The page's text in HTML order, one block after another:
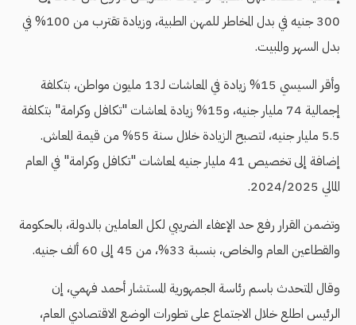
300 جنيه في بدل المخاطر للمهن الطبية، وزيادة تقترب من 100% في
بدل السهر والمبيت.
وأقر السيسي 15% زيادة في المعاشات لـ13 مليون مواطن، بتكلفة
إجمالية 74 مليار جنيه، و15% زيادة لمعاشات "تكافل وكرامة" بتكلفة
5.5 مليار جنيه، لتصبح الزيادة خلال سنة 55% من قيمة المعاش.
إضافة إلى تخصيص 41 مليار جنيه لمعاشات "تكافل وكرامة" في العام
المالي 2024/2025.
وتضمن القرار رفع حد الإعفاء الضريبي لكل العاملين بالدولة، بالحكومة
والقطاعين العام والخاص، بنسبة 33%، من 45 إلى 60 ألف جنيه.
وقال المتحدث باسم رئاسة الجمهورية المستشار أحمد فهمي، إن
الرئيس اطلع خلال الاجتماع على تطورات الوضع الاقتصادي العام،